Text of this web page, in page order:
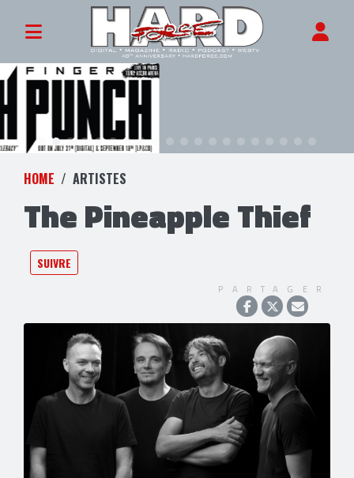
HOME ARTISTES
The Pineapple Thief
SUIVRE
PARTAGER